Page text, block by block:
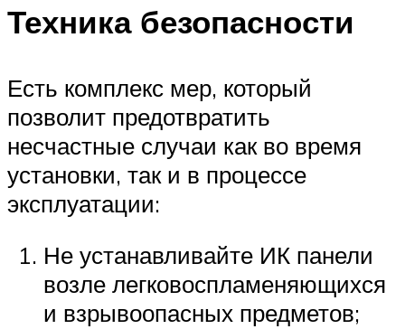
Техника безопасности
Есть комплекс мер, который
позволит предотвратить
несчастные случаи как во время
установки, так и в процессе
эксплуатации:
Не устанавливайте ИК панели
возле легковоспламеняющихся
и взрывоопасных предметов;